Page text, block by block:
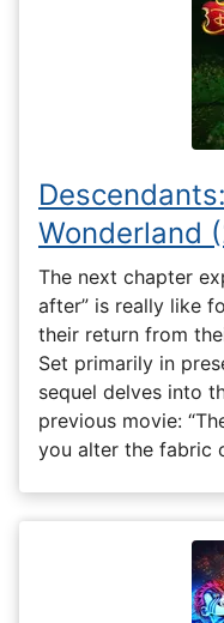
Wonderland
The next chapter
after” is really like
their return from
Set primarily in
sequel delves into
previous movie:
you alter the fabric